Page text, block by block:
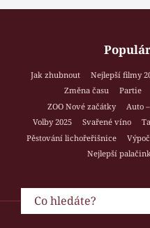
Jak zhubnout Nejlepší filmy
Změna času
Partie
ZOO Nové začátky
Auto
Volby 2025
Svařené víno
Pěstování lichořeřišnice
Nejlepší